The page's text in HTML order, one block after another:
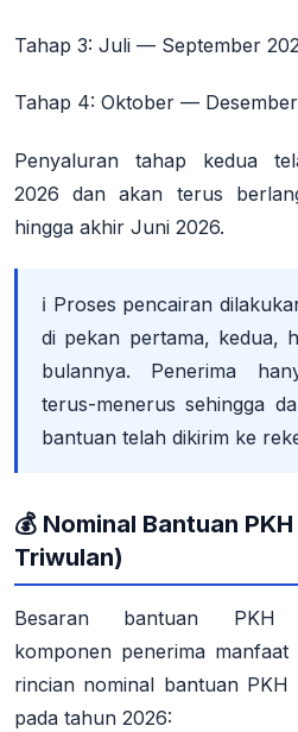
Tahap 3: Juli — September
Tahap 4: Oktober —
Penyaluran tahap kedua
2026 dan akan terus
hingga akhir Juni 2026.
ℹ️ Proses pencairan
di pekan pertama, kedua,
bulannya. Penerima
terus-menerus sehingga
bantuan telah dikirim ke
💰 Nominal Bantuan
Triwulan)
Besaran bantuan PKH
komponen penerima manfaat
rincian nominal bantuan
pada tahun 2026: